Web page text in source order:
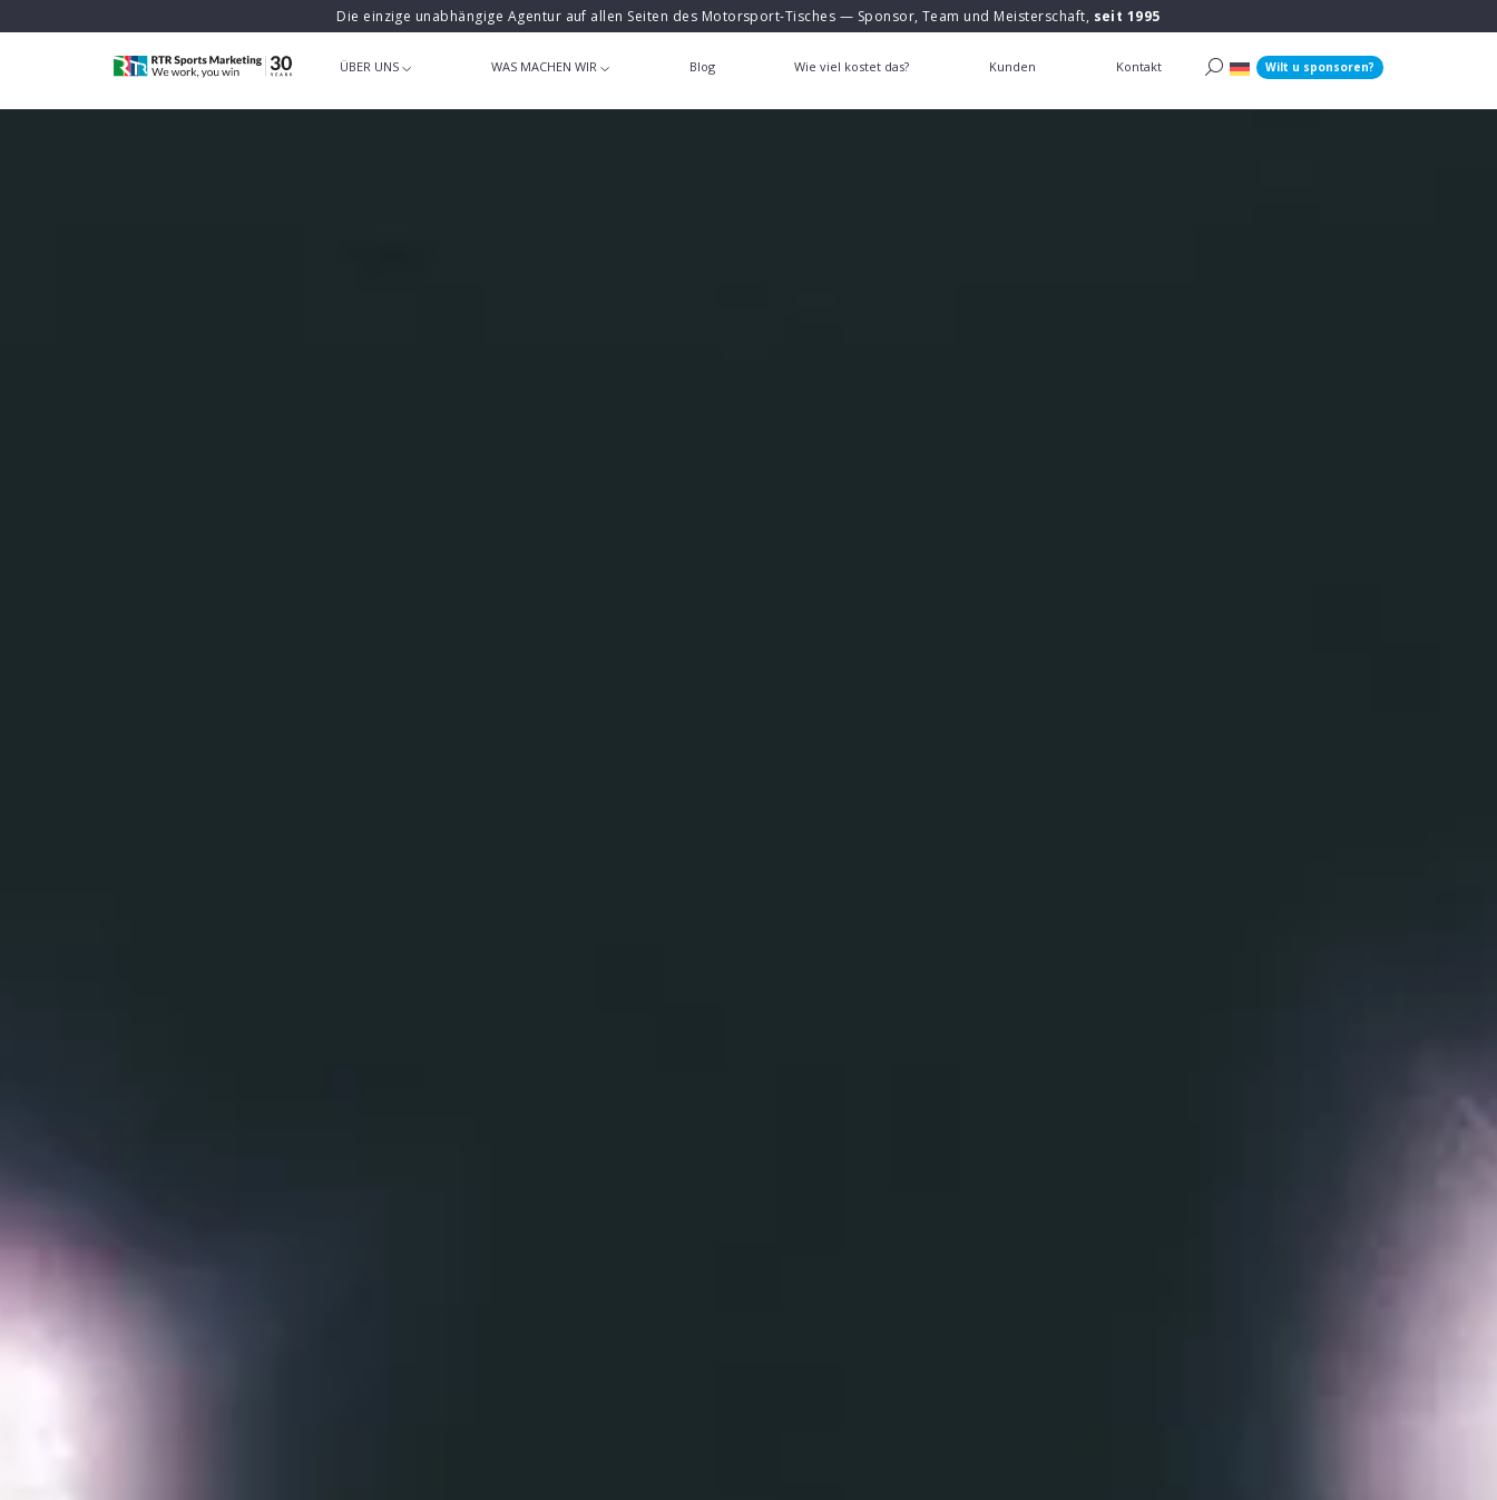
Die einzige unabhängige Agentur auf allen Seiten des Motorsport-Tisches — Sponsor, Team und Meisterschaft, seit 1995
ÜBER UNS WAS MACHEN WIR Blog Wie viel kostet das? Kunden Kontakt Wilt u sponsoren?